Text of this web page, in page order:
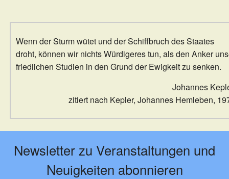
Wenn der Sturm wütet und der Schiffbruch des Staates
droht, können wir nichts Würdigeres tun, als den Anker
friedlichen Studien in den Grund der Ewigkeit zu senken.
Johannes
zitiert nach Kepler, Johannes Hemleben,
Newsletter zu Veranstaltungen und
Neuigkeiten abonnieren